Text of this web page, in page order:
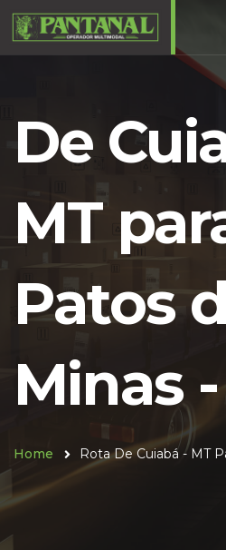
De
MT
Patos
Minas
Home Rota De Cuiabá - MT